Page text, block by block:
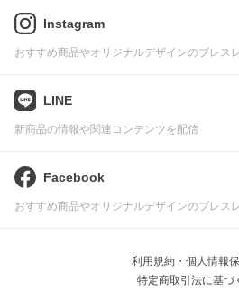
Instagram
おすすめ商品やオリジナルデザインのブレス
LINE
新商品の情報や関連コンテンツを配信
Facebook
おすすめ商品やオリジナルデザインのブレス
利用規約・個人情報
特定商取引法に基づ